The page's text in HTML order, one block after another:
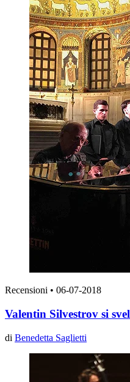
Recensioni • 06-07-2018
Valentin Silvestrov si
di Benedetta Saglietti